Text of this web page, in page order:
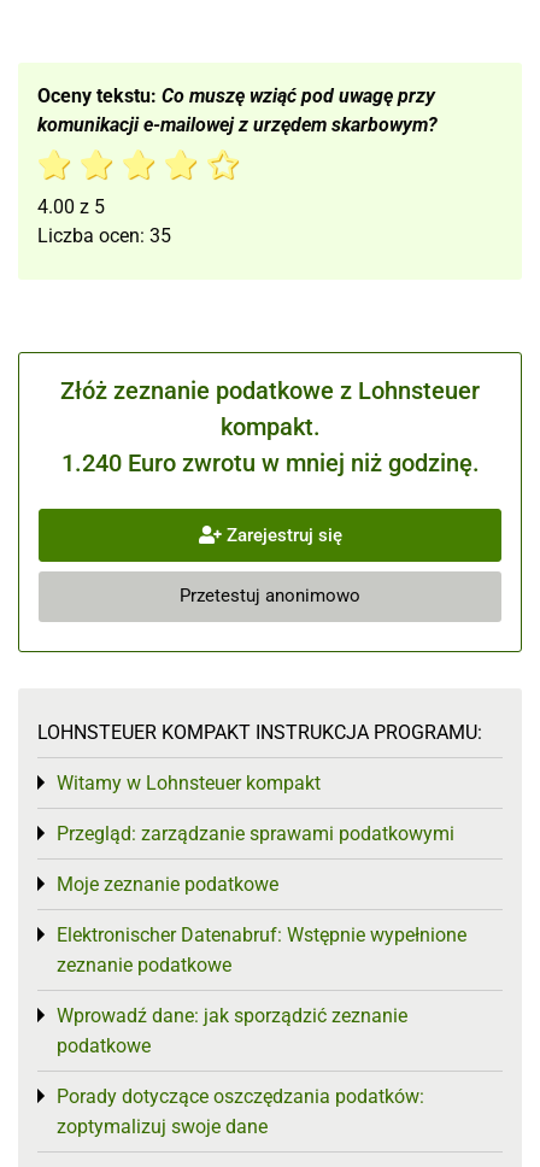
Oceny tekstu: Co muszę wziąć pod uwagę przy
komunikacji e-mailowej z urzędem skarbowym?
4.00 z 5
Liczba ocen: 35
Złóż zeznanie podatkowe z Lohnsteuer
kompakt.
1.240 Euro zwrotu w mniej niż godzinę.
Zarejestruj się
Przetestuj anonimowo
LOHNSTEUER KOMPAKT INSTRUKCJA PROGRAMU:
Witamy w Lohnsteuer kompakt
Toggle menu
Przegląd: zarządzanie sprawami podatkowymi
Toggle menu
Moje zeznanie podatkowe
Toggle menu
Elektronischer Datenabruf: Wstępnie wypełnione
zeznanie podatkowe
Toggle menu
Wprowadź dane: jak sporządzić zeznanie
podatkowe
Toggle menu
Porady dotyczące oszczędzania podatków:
zoptymalizuj swoje dane
Toggle menu